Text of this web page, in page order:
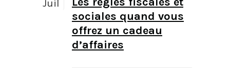
Juil
sociales quand vous
offrez un cadeau
d’affaires